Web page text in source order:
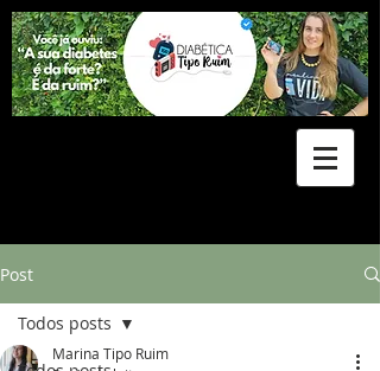
Post
Todos posts
Marina Tipo Ruim